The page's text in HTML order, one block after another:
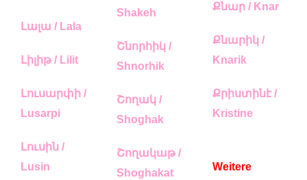
Լալա / Lala
Լիլիթ / Lilit
Լուսարփի /
Lusarpi
Լուսին /
Lusin
Shakeh
Շնորհիկ /
Shnorhik
Շողակ /
Shoghak
Շողակաթ /
Shoghakat
Քնար / Knar
Քնարիկ /
Knarik
Քրիստինէ /
Kristine
Weitere